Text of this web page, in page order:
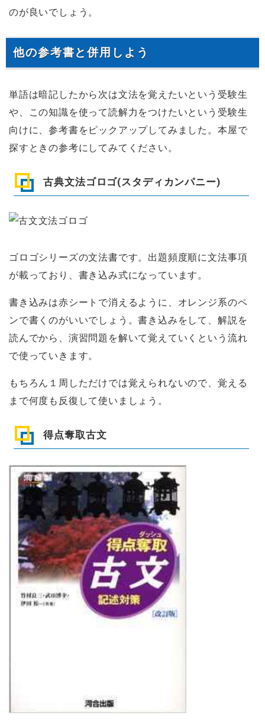
のが良いでしょう。
他の参考書と併用しよう
単語は暗記したから次は文法を覚えたいという受験生
や、この知識を使って読解力をつけたいという受験生
向けに、参考書をピックアップしてみました。本屋で
探すときの参考にしてみてください。
古典文法ゴロゴ(スタディカンパニー)
ゴロゴシリーズの文法書です。出題頻度順に文法事項
が載っており、書き込み式になっています。
書き込みは赤シートで消えるように、オレンジ系のペ
ンで書くのがいいでしょう。書き込みをして、解説を
読んでから、演習問題を解いて覚えていくという流れ
で使っていきます。
もちろん１周しただけでは覚えられないので、覚える
まで何度も反復して使いましょう。
得点奪取古文